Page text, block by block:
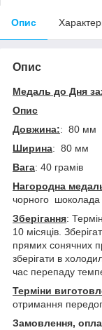
Опис
Опис
Медаль до Дня
Опис
Довжина:: 80 мм
Ширина: 80 мм
Вага: 40 грамів
Нагородна
чорного шоколада
Зберігання:
10 місяців.
прямих сонячних
зберігати в
час перепаду
Терміни
отримання
Замовлення,